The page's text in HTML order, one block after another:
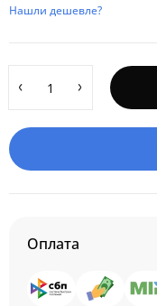
Нашли дешевле?
Оплата